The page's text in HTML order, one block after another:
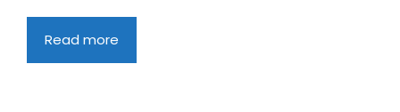
Read more